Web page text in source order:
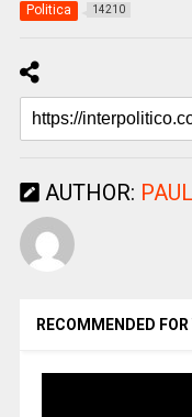
Politica 14210
AUTHOR: PAUL
RECOMMENDED FOR